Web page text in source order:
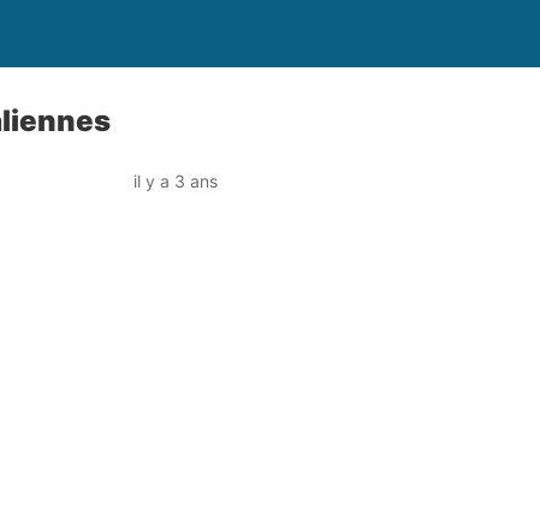
il y a 3 ans